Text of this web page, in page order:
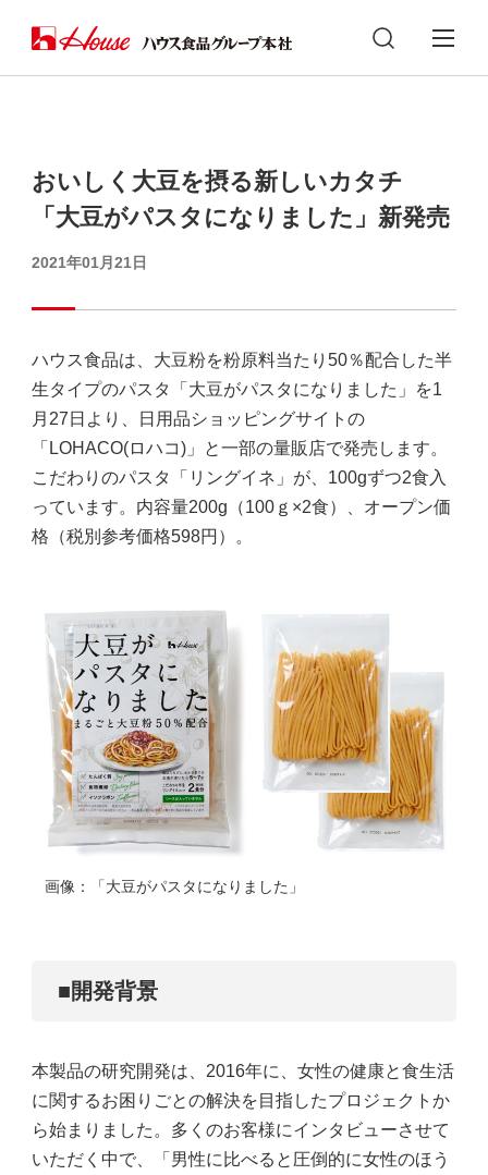
おいしく大豆を摂る新しいカタチ
「大豆がパスタになりました」新発売
2021年01月21日
ハウス食品は、大豆粉を粉原料当たり50％配合した半
生タイプのパスタ「大豆がパスタになりました」を1
月27日より、日用品ショッピングサイトの
「LOHACO(ロハコ)」と一部の量販店で発売します。
こだわりのパスタ「リングイネ」が、100gずつ2食入
っています。内容量200g（100ｇ×2食）、オープン価
格（税別参考価格598円）。
画像：「大豆がパスタになりました」
■開発背景
本製品の研究開発は、2016年に、女性の健康と食生活
に関するお困りごとの解決を目指したプロジェクトか
ら始まりました。多くのお客様にインタビューさせて
いただく中で、「男性に比べると圧倒的に女性のほう